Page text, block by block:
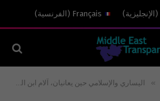
( الإنجليزية)
Français
( الفرنسية)
» اليساري والإسلامي حين يعانيان، آلام ابن الست، وآلام ابن الجارية